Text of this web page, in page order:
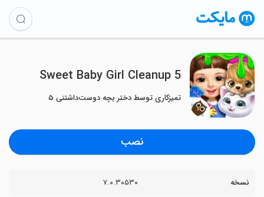
Sweet Baby Girl Cleanup 5
تمیزکاری توسط دختر بچه دوست‌داشتنی ۵
نصب
نسخه ۷.۰.۳۰۵۳۰